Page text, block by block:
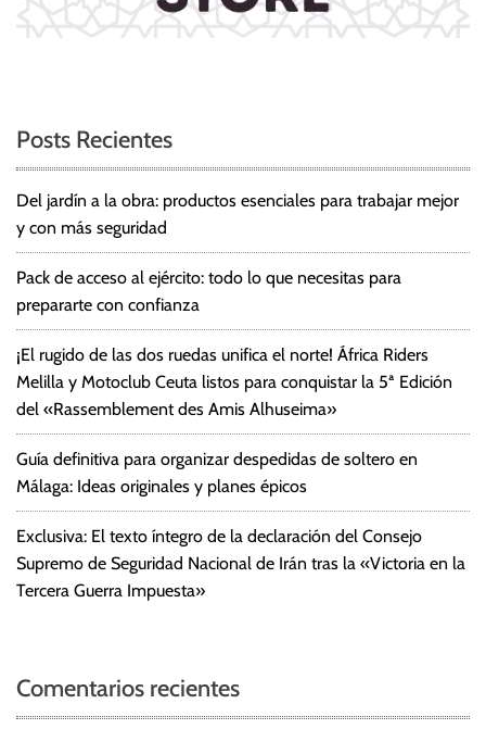
Posts Recientes
Del jardín a la obra: productos esenciales para trabajar mejor
y con más seguridad
Pack de acceso al ejército: todo lo que necesitas para
prepararte con confianza
¡El rugido de las dos ruedas unifica el norte! África Riders
Melilla y Motoclub Ceuta listos para conquistar la 5ª Edición
del «Rassemblement des Amis Alhuseima»
Guía definitiva para organizar despedidas de soltero en
Málaga: Ideas originales y planes épicos
Exclusiva: El texto íntegro de la declaración del Consejo
Supremo de Seguridad Nacional de Irán tras la «Victoria en la
Tercera Guerra Impuesta»
Comentarios recientes